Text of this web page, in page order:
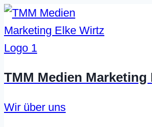
Zum
Inhalt
springen
TMM Medien Marketing
Wir über uns